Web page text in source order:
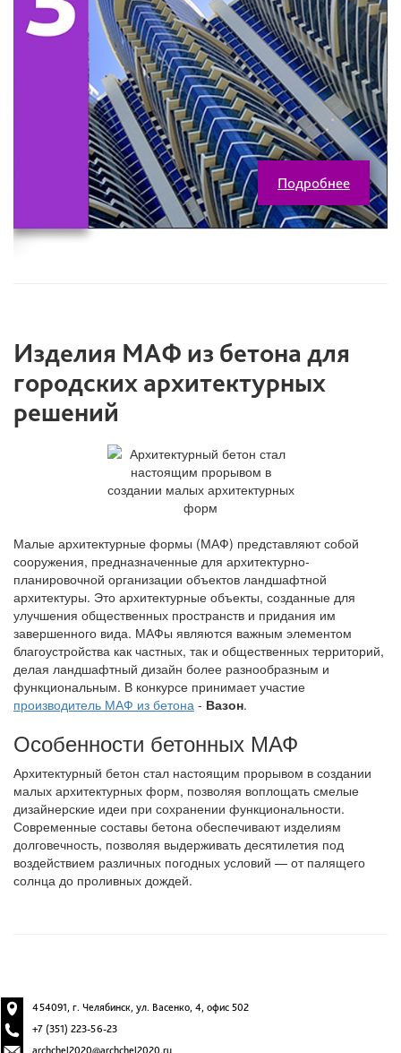
Подробнее
Изделия МАФ из бетона для
городских архитектурных
решений
Малые архитектурные формы (МАФ) представляют собой
сооружения, предназначенные для архитектурно-
планировочной организации объектов ландшафтной
архитектуры. Это архитектурные объекты, созданные для
улучшения общественных пространств и придания им
завершенного вида. МАФы являются важным элементом
благоустройства как частных, так и общественных территорий,
делая ландшафтный дизайн более разнообразным и
функциональным. В конкурсе принимает участие
производитель МАФ из бетона - Вазон.
Особенности бетонных МАФ
Архитектурный бетон стал настоящим прорывом в создании
малых архитектурных форм, позволяя воплощать смелые
дизайнерские идеи при сохранении функциональности.
Современные составы бетона обеспечивают изделиям
долговечность, позволяя выдерживать десятилетия под
воздействием различных погодных условий — от палящего
солнца до проливных дождей.
454091, г. Челябинск, ул. Васенко, 4, офис 502
+7 (351) 223-56-23
archchel2020@archchel2020.ru